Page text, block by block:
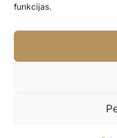
funkcijas.
Parduotuvės politika